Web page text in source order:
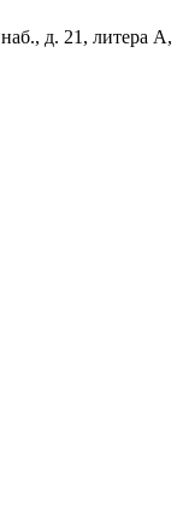
д. 21, литера А,